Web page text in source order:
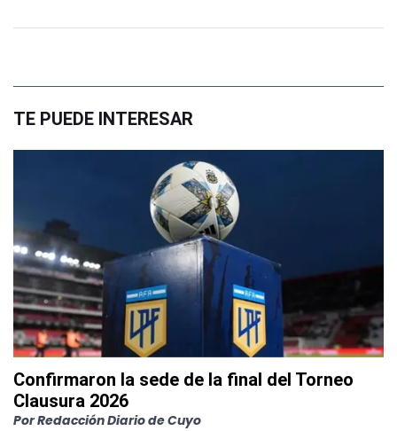
TE PUEDE INTERESAR
Confirmaron la sede de la final del Torneo
Clausura 2026
PorRedacción Diario de Cuyo